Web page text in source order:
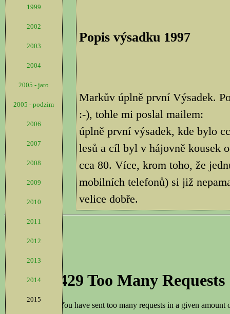
1999
2002
2003
2004
2005 - jaro
2005 - podzim
2006
2007
2008
2009
2010
2011
2012
2013
2014
2015
Popis výsadku 1997
Markův úplně první Výsadek.
:-), tohle mi poslal mailem:
úplně první výsadek, kde bylo
lesů a cíl byl v hájovně kousek
cca 80. Více, krom toho, že
mobilních telefonů) si již
velice dobře.